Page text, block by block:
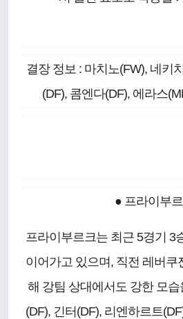
결장 정보 : 마치노(FW), 네키
(DF), 콤엔다(DF), 에라스
● 프라이부
프라이부르크는 최근 5경기 3
이어가고 있으며, 직전 레버쿠
해 강팀 상대에서도 강한 모
(DF), 긴터(DF), 리엔하르트